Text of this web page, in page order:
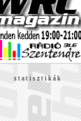
s t a t i s z t i k á k